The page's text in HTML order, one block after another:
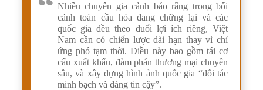
Nhiều chuyên gia cảnh báo rằng trong bối
cảnh toàn cầu hóa đang chững lại và các
quốc gia đều theo đuổi lợi ích riêng, Việt
Nam cần có chiến lược dài hạn thay vì chỉ
ứng phó tạm thời. Điều này bao gồm tái cơ
cấu xuất khẩu, đàm phán thương mại chuyên
sâu, và xây dựng hình ảnh quốc gia “đối tác
minh bạch và đáng tin cậy”.